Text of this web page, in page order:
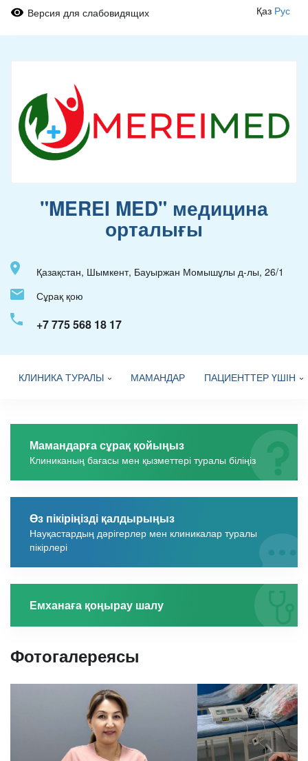
Версия для слабовидящих Қаз Рус
"MEREI MED" медицина
орталығы
Қазақстан, Шымкент, Бауыржан Момышұлы д-лы, 26/1
Сұрақ қою
+7 775 568 18 17
КЛИНИКА ТУРАЛЫ МАМАНДАР ПАЦИЕНТТЕР ҮШІН
Мамандарға сұрақ қойыңыз
Клиниканың бағасы мен қызметтері туралы біліңіз
Өз пікіріңізді қалдырыңыз
Науқастардың дәрігерлер мен клиникалар туралы
пікірлері
Емханаға қоңырау шалу
Фотогалереясы